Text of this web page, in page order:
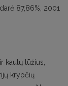
87,86%, 2001
kaulų lūžius,
krypčių